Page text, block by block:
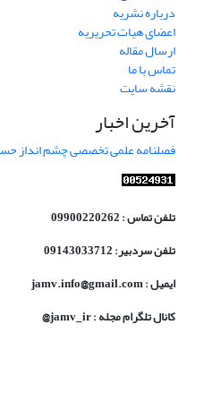
درباره نشریه
اعضای هیات تحریریه
ارسال مقاله
تماس با ما
نقشه سایت
آخرین اخبار
فصلنامه علمی تخصصی چشم انداز
تلفن تماس : 09900220262
تلفن سردبیر: 09143033712
ایمیل : jamv.info@gmail.com
کانال تلگرام مجله : jamv_ir@